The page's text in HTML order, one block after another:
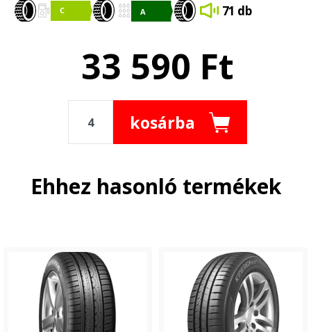
71 db
33 590 Ft
kosárba
Ehhez hasonló termékek